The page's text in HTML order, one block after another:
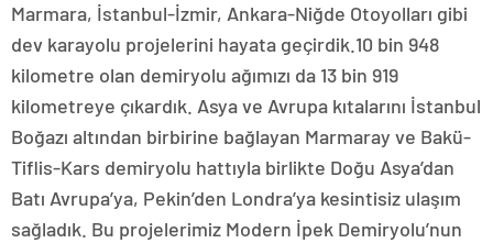
Marmara, İstanbul-İzmir, Ankara-Niğde Otoyolları gibi
dev karayolu projelerini hayata geçirdik.10 bin 948
kilometre olan demiryolu ağımızı da 13 bin 919
kilometreye çıkardık. Asya ve Avrupa kıtalarını İstanbul
Boğazı altından birbirine bağlayan Marmaray ve Bakü-
Tiflis-Kars demiryolu hattıyla birlikte Doğu Asya’dan
Batı Avrupa’ya, Pekin’den Londra’ya kesintisiz ulaşım
sağladık. Bu projelerimiz Modern İpek Demiryolu’nun